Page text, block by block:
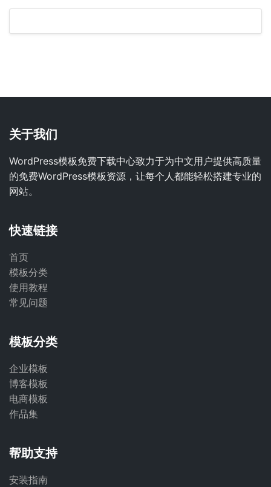
关于我们
WordPress模板免费下载中心致力于为中文用户提供高质量
的免费WordPress模板资源，让每个人都能轻松搭建专业的
网站。
快速链接
首页
模板分类
使用教程
常见问题
模板分类
企业模板
博客模板
电商模板
作品集
帮助支持
安装指南